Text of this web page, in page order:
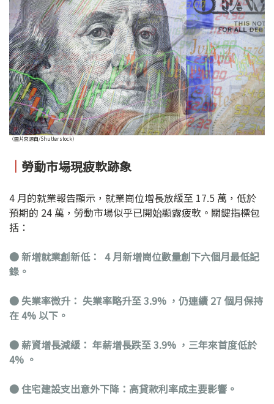
（圖片來源自/Shutterstock）
｜ 勞動市場現疲軟跡象
4 月的就業報告顯示，就業崗位增長放緩至 17.5 萬，低於
預期的 24 萬，勞動市場似乎已開始顯露疲軟。關鍵指標包
括：
●新增就業創新低： 4 月新增崗位數量創下六個月最低記
錄。
● 失業率微升： 失業率略升至 3.9% ，仍連續 27 個月保持
在 4% 以下。
● 薪資增長減緩： 年薪增長跌至 3.9% ，三年來首度低於
4% 。
●住宅建設支出意外下降：高貸款利率成主要影響。